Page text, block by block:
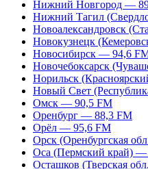
Нижний Новгород —
Нижний Тагил
Новоалександровск
Новокузнецк
Новосибирск — 94,6
Новочебоксарск
Норильск
Новый Свет
Омск — 90,5 FM
Оренбург — 88,3 FM
Орёл — 95,6 FM
Орск (Оренбургская
Оса (Пермский край) —
Осташков (Тверская